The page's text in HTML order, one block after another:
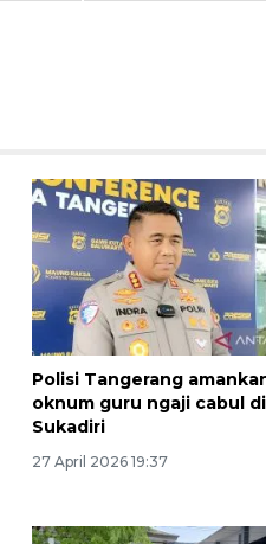
Polisi Tangerang
oknum guru ngaji cabul di
Sukadiri
27 April 2026 19:37